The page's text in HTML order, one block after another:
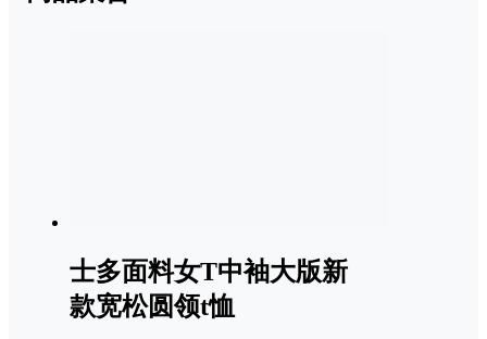
士多面料女T中袖大版新
款宽松圆领t恤